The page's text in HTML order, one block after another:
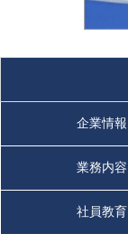
企業情報
業務内容
社員教育